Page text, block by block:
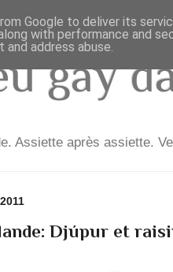
gay
Assiette après assiette.
Djúpur et
Google to deliver its
with performance and
address abuse.